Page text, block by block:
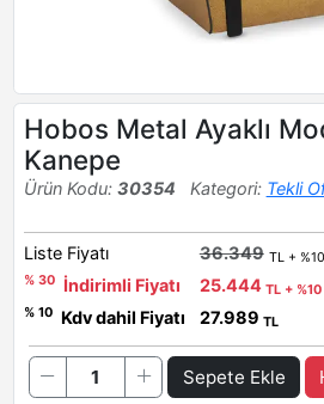
Hobos Metal Ayaklı
Kanepe
Ürün Kodu: 30354 Kategori: Tekli
Liste Fiyatı 36.349 TL +
% 30
İndirimli Fiyatı 25.444 TL +
% 10
Kdv dahil Fiyatı 27.989 TL
Sepete Ekle